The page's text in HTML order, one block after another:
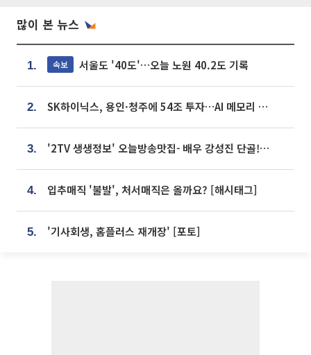
많이 본 뉴스
1. 속보 서울도 '40도'…오늘 노원 40.2도 기록
2. SK하이닉스, 용인·청주에 54조 투자…AI 메모리 생산기지 키운다
3. '2TV 생생정보' 오늘방송맛집- 배우 강성진 단골! 쌀국수ㆍ푸팟퐁 커리 맛집 '블○○○'
4. 입추매직 '불발', 처서매직은 올까요? [해시태그]
5. '기사회생, 홈플러스 재개장' [포토]